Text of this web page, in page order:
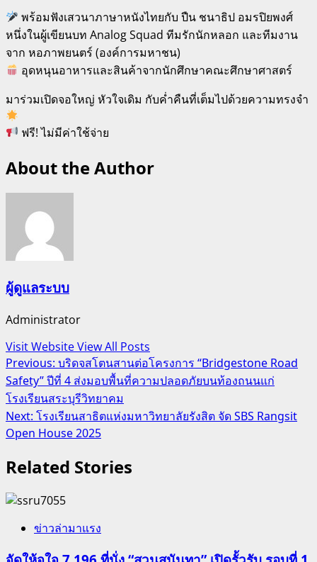
พร้อมฟังเสวนาภาษาหนังไทยกับ ปืน ชนาธิป อมรปิยพงศ์
หนึ่งในผู้เขียนบท Analog Squad ทีมรักนักหลอก และทีมงาน
จาก หอภาพยนตร์ (องค์การมหาชน)
อุดหนุนอาหารและสินค้าจากนักศึกษาคณะศึกษาศาสตร์
มาร่วมเปิดจอใหญ่ หัวใจเดิม กับค่ำคืนที่เต็มไปด้วยความทรงจำ
ฟรี! ไม่มีค่าใช้จ่าย
About the Author
ผู้ดูแลระบบ
Administrator
Visit WebsiteView All Posts
Post
navigation
Previous: บริดจสโตนสานต่อโครงการ “Bridgestone Road
Safety” ปีที่ 4 ส่งมอบพื้นที่ความปลอดภัยบนท้องถนนแก่
โรงเรียนสระบุรีวิทยาคม
Next: โรงเรียนสาธิตแห่งมหาวิทยาลัยรังสิต จัด SBS Rangsit
Open House 2025
Related Stories
ข่าวล่ามาแรง